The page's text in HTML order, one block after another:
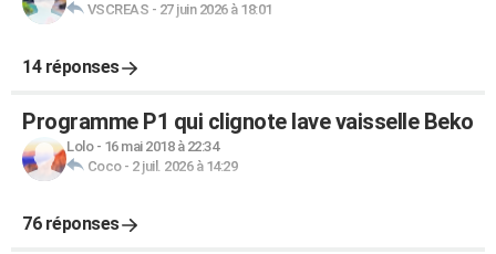
VSCREAS - 27 juin 2026 à 18:01
14 réponses
Programme P1 qui clignote lave vaisselle Beko
Lolo- 16 mai 2018 à 22:34
Coco- 2 juil. 2026 à 14:29
76 réponses